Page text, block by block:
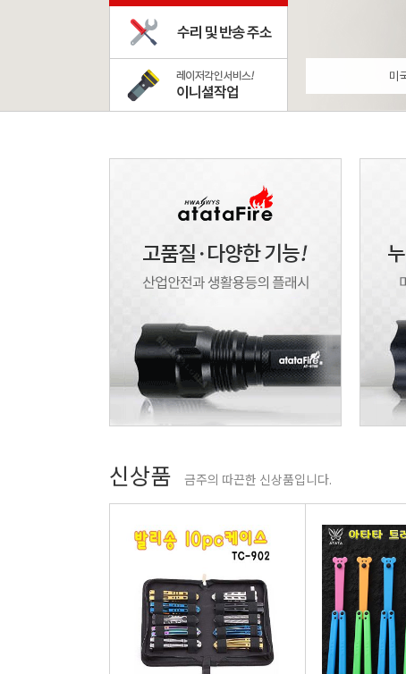
미
신상품 금주의 따끈한 신상품입니다.